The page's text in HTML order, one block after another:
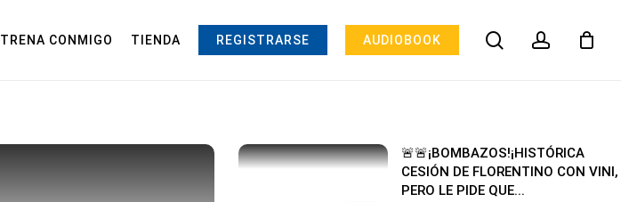
CONMIGO TIENDA REGISTRARSE AUDIOBOOK searchaccount
🚨🚨¡BOMBAZOS!¡HISTÓRICA
CESIÓN DE FLORENTINO CON VINI,
PERO LE PIDE QUE...